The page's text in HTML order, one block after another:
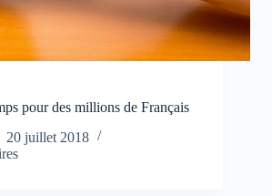
pour des millions de Français
20 juillet 2018